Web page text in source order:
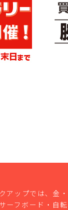
アップでは、金
ーフボード・自